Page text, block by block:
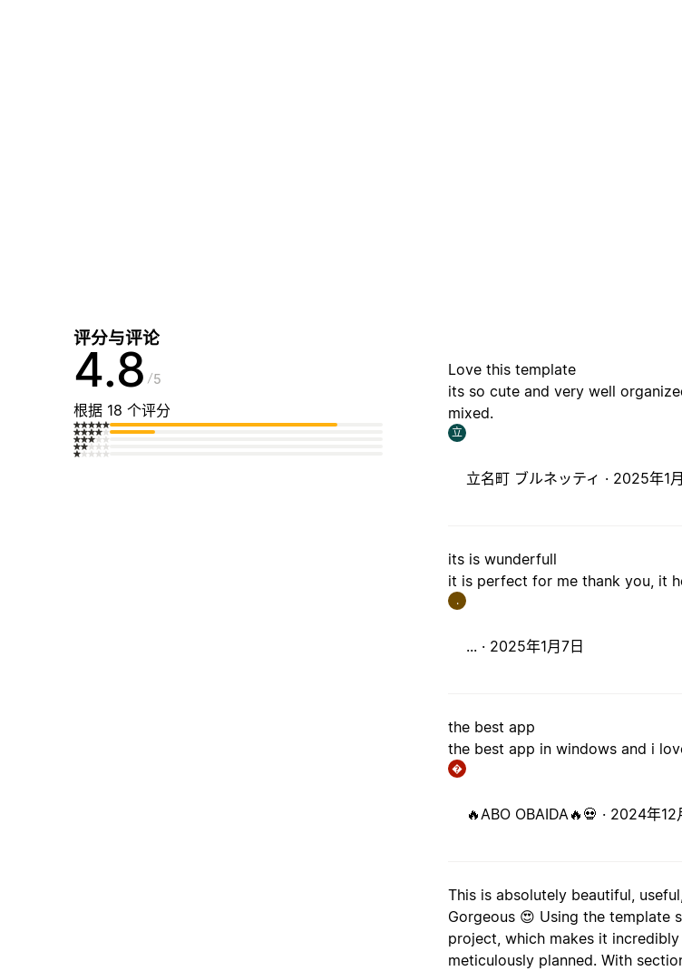
评分与评论
4.8 5
根据 18 个评分
Love this template
its so cute and very well
mixed.
立
立名町 ブルネッティ · 2025年1
its is wunderfull
it is perfect for me thank you, it
.
... · 2025年1月7日
the best app
the best app in windows and i
�
🔥ABO OBAIDA🔥💀 · 2024年12
This is absolutely beautiful,
Gorgeous 😍 Using the template
project, which makes it
meticulously planned. With